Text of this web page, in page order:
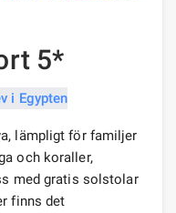
5*
lämpligt för familjer
och koraller,
med gratis solstolar
finns det